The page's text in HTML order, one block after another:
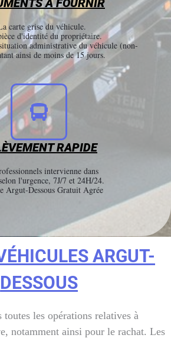
carte grise du véhicule.
d'identité du propriétaire.
administrative du véhicule (non-
ainsi de moins de 15 jours.
RAPIDE
intervienne dans
l'urgence, 7J/7 et 24H/24.
Argut-Dessous Gratuit Agrée
ARGUT-
DESSOUS
toutes les opérations relatives à
notamment ainsi pour le rachat. Les